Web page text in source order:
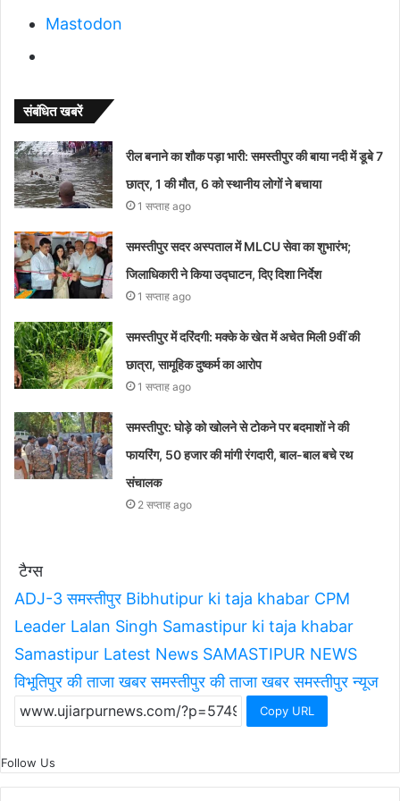
Mastodon
संबंधित खबरें
रील बनाने का शौक पड़ा भारी: समस्तीपुर की बाया नदी में डूबे 7
छात्र, 1 की मौत, 6 को स्थानीय लोगों ने बचाया
1 सप्ताह ago
समस्तीपुर सदर अस्पताल में MLCU सेवा का शुभारंभ;
जिलाधिकारी ने किया उद्घाटन, दिए दिशा निर्देश
1 सप्ताह ago
समस्तीपुर में दरिंदगी: मक्के के खेत में अचेत मिली 9वीं की
छात्रा, सामूहिक दुष्कर्म का आरोप
1 सप्ताह ago
समस्तीपुर: घोड़े को खोलने से टोकने पर बदमाशों ने की
फायरिंग, 50 हजार की मांगी रंगदारी, बाल-बाल बचे रथ
संचालक
2 सप्ताह ago
टैग्स
ADJ-3 समस्तीपुर Bibhutipur ki taja khabar CPM
Leader Lalan Singh Samastipur ki taja khabar
Samastipur Latest News SAMASTIPUR NEWS
विभूतिपुर की ताजा खबर समस्तीपुर की ताजा खबर समस्तीपुर न्यूज
Copy URL
Follow Us